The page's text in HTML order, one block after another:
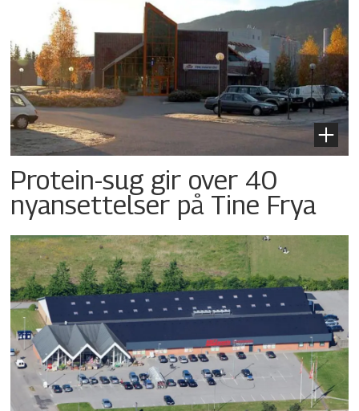
Protein-sug gir over 40
nyansettelser på Tine Frya